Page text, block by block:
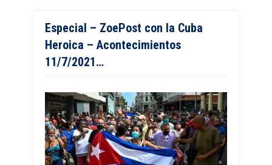
Especial – ZoePost con la Cuba
Heroica – Acontecimientos
11/7/2021…